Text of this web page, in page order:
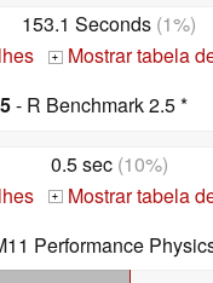
153.1 Seconds (1%)
+ Mostrar tabela
- R Benchmark 2.5 *
0.5 sec(10%)
+ Mostrar tabela
Performance